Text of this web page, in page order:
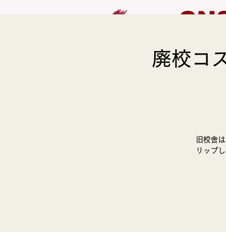
EVENT
廃校コ
旧校舎
リップ